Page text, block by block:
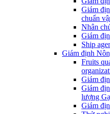
Giám
chuẩn
Nhân
Giám
Ship
Giám định
Fruits
Giám
Giám
lượng
Giám